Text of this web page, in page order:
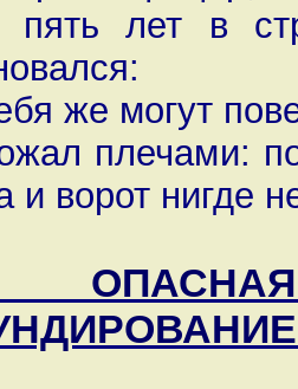
пять лет в
же могут
плечами:
и ворот нигде